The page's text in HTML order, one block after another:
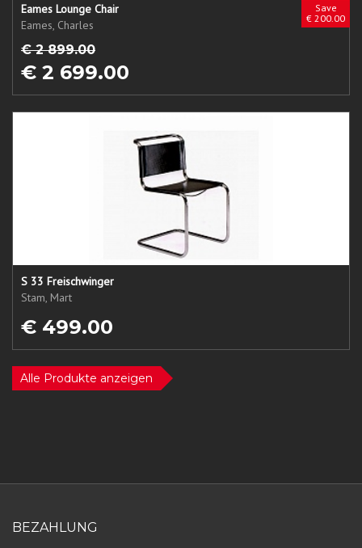
Save
€ 200.00
Eames Lounge Chair
Eames, Charles
€ 2 899.00
€ 2 699.00
S 33 Freischwinger
Stam, Mart
€ 499.00
Alle Produkte anzeigen
BEZAHLUNG